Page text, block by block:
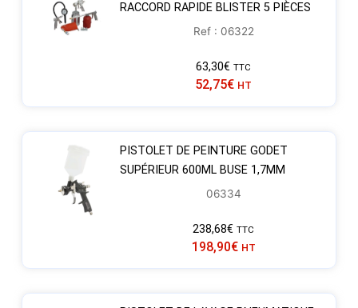
RACCORD RAPIDE BLISTER 5 PIÈCES
Ref : 06322
63,30€ TTC
52,75€ HT
PISTOLET DE PEINTURE GODET
SUPÉRIEUR 600ML BUSE 1,7MM
06334
238,68€ TTC
198,90€ HT